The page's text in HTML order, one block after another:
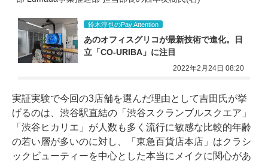
鈴木淳也のPay Attention
あのオフィスグリコが最新技術で進化。日
立「CO-URIBA」に注目
2022年2月24日 08:20
実証実験で今回の3店舗を選んだ理由として吉田氏が挙
げるのは、渋谷駅直結の「渋谷スクランブルスクエア」
「渋谷ヒカリエ」が人数も多く流行に敏感な比較的年齢
の若い層が多いのに対し、「東急百貨店本店」はクラシ
ックビューティーを中心とした本当にメイクに関心があ